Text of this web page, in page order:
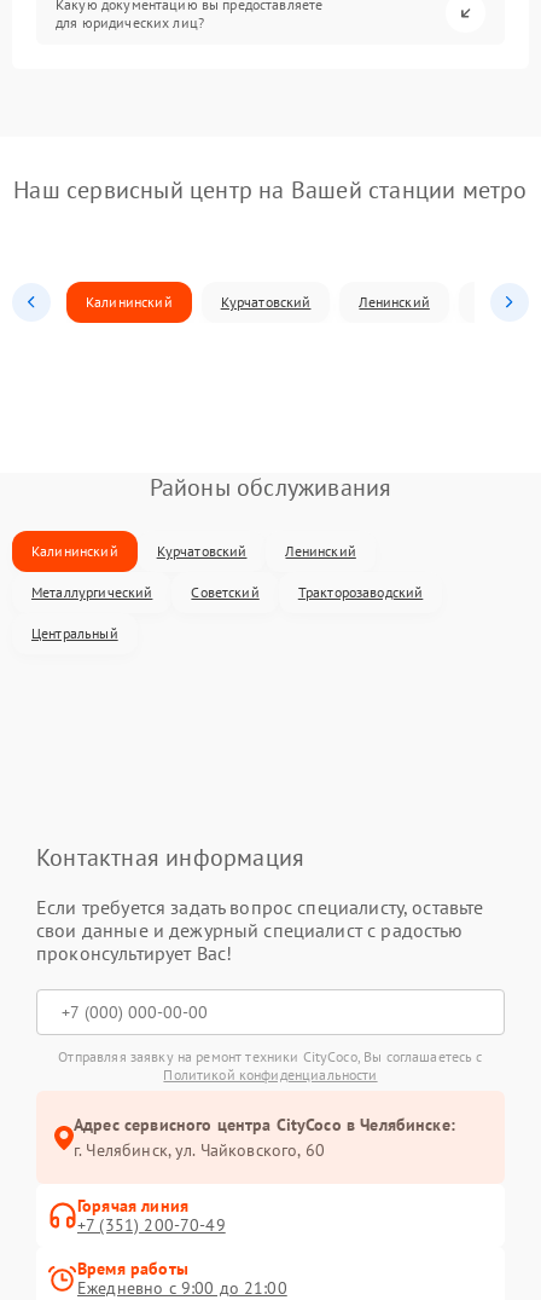
Какую документацию вы предоставляете
для юридических лиц?
Наш сервисный центр на Вашей станции метро
Калининский Курчатовский Ленинский
Районы обслуживания
Калининский Курчатовский Ленинский
Металлургический Советский Тракторозаводский
Центральный
Контактная информация
Если требуется задать вопрос специалисту, оставьте
свои данные и дежурный специалист с радостью
проконсультирует Вас!
Отправляя заявку на ремонт техники CityCoco, Вы соглашаетесь с
Политикой конфиденциальности
Адрес сервисного центра CityCoco в Челябинске:
г. Челябинск, ул. Чайковского, 60
Горячая линия
+7 (351) 200-70-49
Время работы
Ежедневно с 9:00 до 21:00